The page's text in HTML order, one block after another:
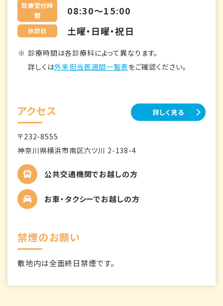
診療受付時
間
08:30～15:00
休診日 土曜・日曜・祝日
診療時間は各診療科によって異なります。
詳しくは外来担当医週間一覧表をご確認ください。
アクセス 詳しく見る
〒232-8555
神奈川県横浜市南区六ツ川 2-138-4
公共交通機関でお越しの方
お車・タクシーでお越しの方
禁煙のお願い
敷地内は全面終日禁煙です。